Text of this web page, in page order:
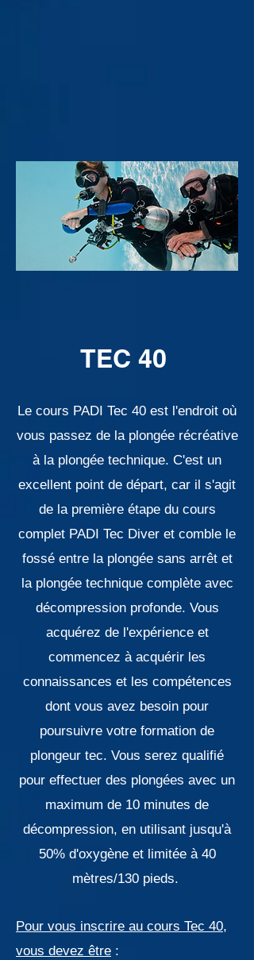
TEC 40
Le cours PADI Tec 40 est l'endroit où
vous passez de la plongée récréative
à la plongée technique. C'est un
excellent point de départ, car il s'agit
de la première étape du cours
complet PADI Tec Diver et comble le
fossé entre la plongée sans arrêt et
la plongée technique complète avec
décompression profonde. Vous
acquérez de l'expérience et
commencez à acquérir les
connaissances et les compétences
dont vous avez besoin pour
poursuivre votre formation de
plongeur tec. Vous serez qualifié
pour effectuer des plongées avec un
maximum de 10 minutes de
décompression, en utilisant jusqu'à
50% d'oxygène et limitée à 40
mètres/130 pieds. ​
Pour vous inscrire au cours Tec 40,
vous devez être : ​